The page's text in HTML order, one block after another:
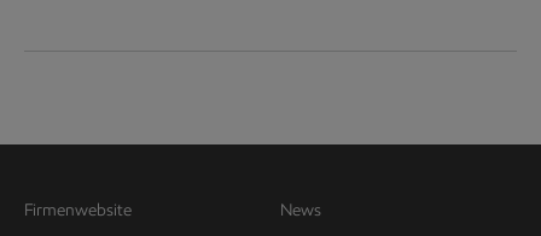
Firmenwebsite News